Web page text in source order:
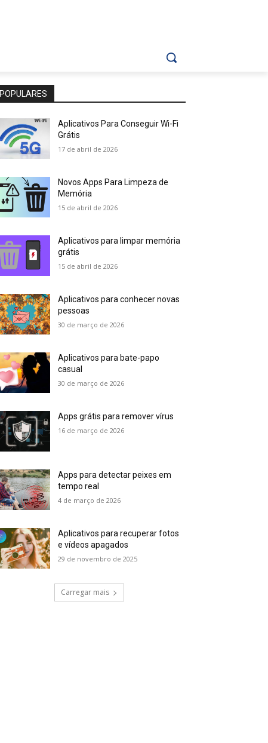
POPULARES
Aplicativos Para Conseguir Wi-Fi
Grátis
17 de abril de 2026
Novos Apps Para Limpeza de
Memória
15 de abril de 2026
Aplicativos para limpar memória
grátis
15 de abril de 2026
Aplicativos para conhecer novas
pessoas
30 de março de 2026
Aplicativos para bate-papo
casual
30 de março de 2026
Apps grátis para remover vírus
16 de março de 2026
Apps para detectar peixes em
tempo real
4 de março de 2026
Aplicativos para recuperar fotos
e vídeos apagados
29 de novembro de 2025
Carregar mais